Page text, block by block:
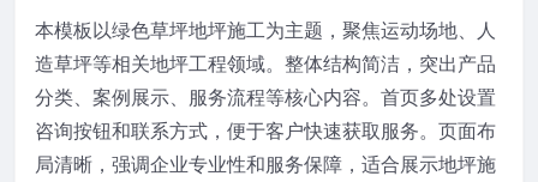
本模板以绿色草坪地坪施工为主题，聚焦运动场地、人
造草坪等相关地坪工程领域。整体结构简洁，突出产品
分类、案例展示、服务流程等核心内容。首页多处设置
咨询按钮和联系方式，便于客户快速获取服务。页面布
局清晰，强调企业专业性和服务保障，适合展示地坪施